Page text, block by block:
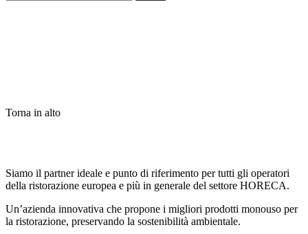
Torna in alto
Siamo il partner ideale e punto di riferimento per tutti gli operatori
della ristorazione europea e più in generale del settore HORECA.
Un’azienda innovativa che propone i migliori prodotti monouso per
la ristorazione, preservando la sostenibilità ambientale.